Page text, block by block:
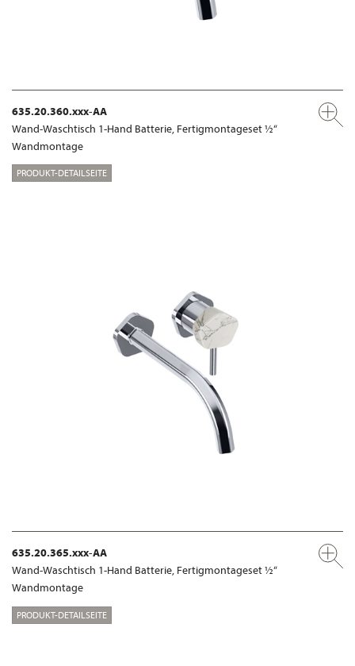
635.20.360.xxx-AA
Wand-Waschtisch 1-Hand Batterie, Fertigmontageset ½“
Wandmontage
PRODUKT-DETAILSEITE
635.20.365.xxx-AA
Wand-Waschtisch 1-Hand Batterie, Fertigmontageset ½“
Wandmontage
PRODUKT-DETAILSEITE